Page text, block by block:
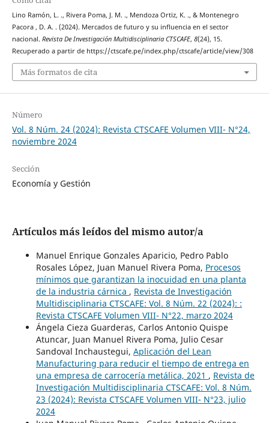
Lino Ramón, L. ., Rivera Poma, J. M. ., Mendoza Ortiz, K. ., & Montenegro
Pacora , D. A. . (2024). Mercados de futuro y su influencia en el sector
nacional. Revista De Investigación Multidisciplinaria CTSCAFE, 8(24), 15.
Recuperado a partir de https://ctscafe.pe/index.php/ctscafe/article/view/308
Más formatos de cita
Número
Vol. 8 Núm. 24 (2024): Revista CTSCAFE Volumen VIII- N°24,
noviembre 2024
Sección
Economía y Gestión
Artículos más leídos del mismo autor/a
Manuel Enrique Gonzales Aparicio, Pedro Pablo
Rosales López, Juan Manuel Rivera Poma, Procesos
mínimos que garantizan la inocuidad en una planta
de la industria cárnica , Revista de Investigación
Multidisciplinaria CTSCAFE: Vol. 8 Núm. 22 (2024): :
Revista CTSCAFE Volumen VIII- N°22, marzo 2024
Ángela Cieza Guarderas, Carlos Antonio Quispe
Atuncar, Juan Manuel Rivera Poma, Julio Cesar
Sandoval Inchaustegui, Aplicación del Lean
Manufacturing para reducir el tiempo de entrega en
una empresa de carrocería metálica, 2021 , Revista de
Investigación Multidisciplinaria CTSCAFE: Vol. 8 Núm.
23 (2024): Revista CTSCAFE Volumen VIII- N°23, julio
2024